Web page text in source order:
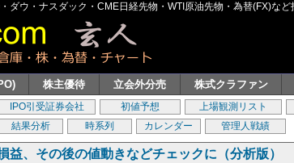
ダウ・ナスダック・CME日経先物・WTI原油先物・為替(FX)な
株主優待 立会外分売 株式クラファン
IPO引受証券会社 初値予想 上場観測リスト
結果分析 時系列 カレンダー 管理人戦績
益、その後の値動きなどチェックに（分析版）